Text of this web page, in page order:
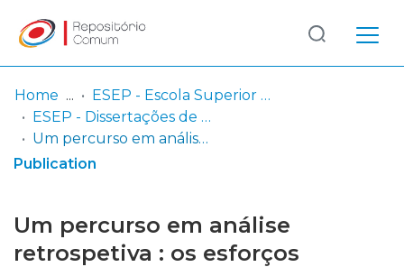
Communities
& Collections
Log
In
(current)
Home
ESEP - Escola Superior de Enfermagem - Universidade do Porto
ESEP - Dissertações de Mestrado
Um percurso em análise retrospetiva : os esforços expulsivos maternos - quando e como puxar?
Publication
Um percurso em análise
retrospetiva : os esforços